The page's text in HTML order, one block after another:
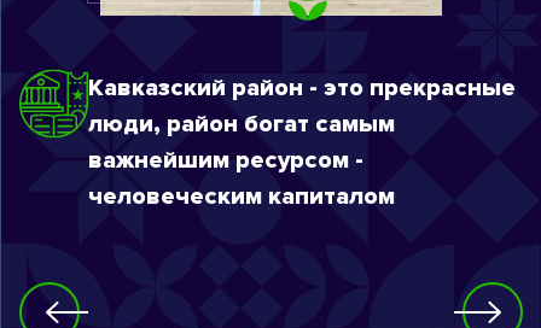
Кавказский район - это прекрасные
люди, район богат самым
важнейшим ресурсом -
человеческим капиталом